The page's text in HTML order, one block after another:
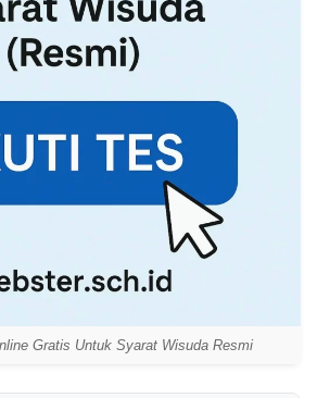
Gratis Untuk Syarat Wisuda Resmi